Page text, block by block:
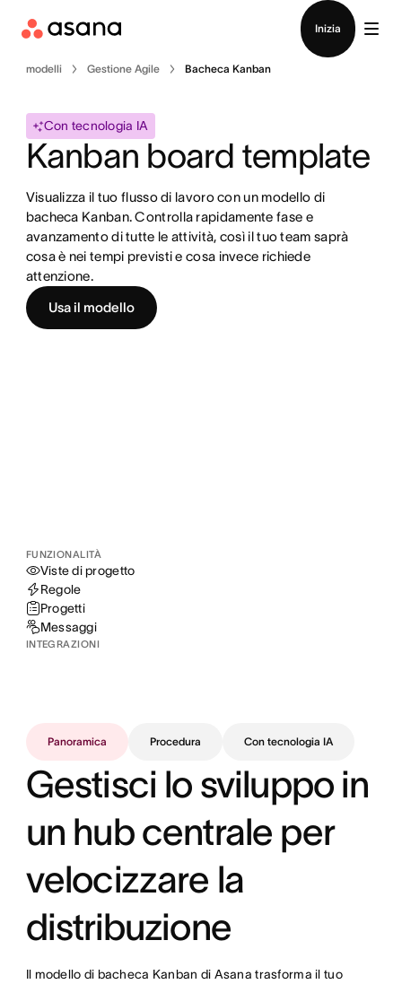
Inizia
modelli Gestione Agile Bacheca Kanban
Con tecnologia IA
Kanban board template
Visualizza il tuo flusso di lavoro con un modello di
bacheca Kanban. Controlla rapidamente fase e
avanzamento di tutte le attività, così il tuo team saprà
cosa è nei tempi previsti e cosa invece richiede
attenzione.
Usa il modello
FUNZIONALITÀ
Viste di progetto
Regole
Progetti
Messaggi
INTEGRAZIONI
Panoramica Procedura Con tecnologia IA
Gestisci lo sviluppo in
un hub centrale per
velocizzare la
distribuzione
Il modello di bacheca Kanban di Asana trasforma il tuo